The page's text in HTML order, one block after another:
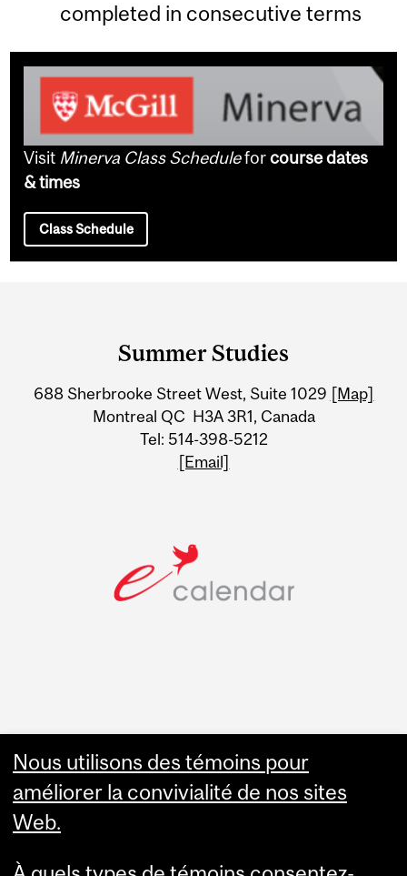
completed in consecutive terms
Visit Minerva Class Scheduleforcourse dates
& times
Class Schedule
Information
Summer Studies
688 Sherbrooke Street West, Suite 1029 [Map]
Montreal QC H3A 3R1, Canada
Tel: 514-398-5212
[Email]
Faculty Links
Nous utilisons des témoins pour
améliorer la convivialité de nos sites
Web.